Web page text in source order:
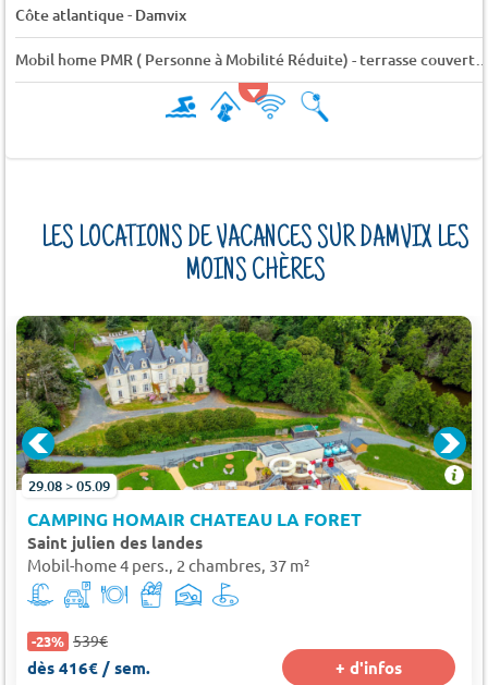
Côte atlantique- Damvix
Mobil home PMR ( Personne à Mobilité Réduite) -
LES LOCATIONS DE VACANCES SUR DAMVIX LES
MOINS CHÈRES
29.08 > 05.09
CAMPING HOMAIR CHATEAU LA FORET
Saint julien des landes
Mobil-home 4 pers., 2 chambres, 37 m²
-23% 539€
dès 416€ / sem. + d'infos